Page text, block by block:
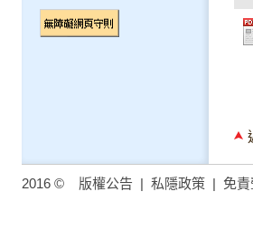
2016 © 版權公告 | 私隱政策 | 免